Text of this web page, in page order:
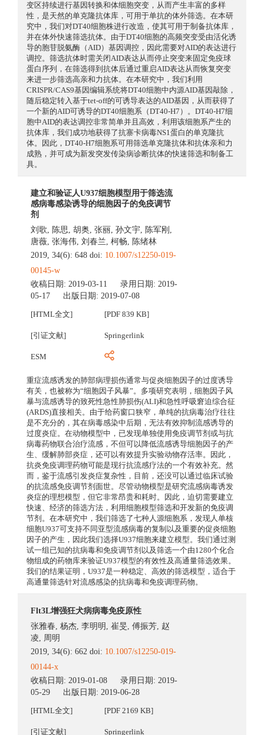
变区持续进行基因转换和体细胞突变，从而产生丰富的多样
性，是天然的单克隆抗体库，可用于单抗的体外筛选。在本研
究中，我们对DT40细胞株进行改造，使其可用于制备抗体库，
并在体外快速筛选抗体。由于DT40细胞的高频突变受由活化诱
导的胞苷脱氨酶（AID）基因调控，因此需要对AID的表达进行
调控。筛选抗体时需关闭AID表达从而停止突变来固定免疫球
蛋白序列，在筛选得到抗体后通过重启AID表达从而恢复突变
来进一步筛选高亲和力抗体。在本研究中，我们利用
CRISPR/CAS9基因编辑系统将DT40细胞中内源AID基因敲除，
随后稳定转入基于tet-off的可诱导表达的AID基因，从而获得了
一个新的AID可诱导的DT40细胞系（DT40-H7）。DT40-H7细
胞中AID的表达调控非常简单并且高效，利用该细胞系产生的
抗体库，我们成功地获得了抗寨卡病毒NS1蛋白的单克隆抗
体。因此，DT40-H7细胞系可用筛选单克隆抗体和抗体亲和力
成熟，并可成为新发突发传染病诊断抗体的快速筛选和制备工
具。
建立和验证人U937细胞模型用于筛选流
感病毒感染诱导的细胞因子的免疫调节
剂
刘歌, 陈思,胡奥,张丽,孙文宇, 陈军刚 ,
唐薇,张海伟,刘春兰,柯畅, 陈绪林
2019, 34(6): 648 doi: 10.1007/s12250-019-
00145-w
收稿日期:2019-03-11 录用日期:2019-
05-17
出版日期:2019-07-08
[HTML全文] [PDF 839 KB]
[引证文献] Springerlink
ESM
重症流感诱发的肺部病理损伤通常与促炎细胞因子的过度诱导
有关，也被称为“细胞因子风暴”。多项研究表明，细胞因子风
暴与流感诱导的致死性急性肺损伤(ALI)和急性呼吸窘迫综合征
(ARDS)直接相关。由于给药窗口狭窄，单纯的抗病毒治疗往往
是不充分的，其在病毒感染中后期，无法有效抑制流感诱导的
过度炎症。在动物模型中，已发现单独使用免疫调节剂或与抗
病毒药物联合治疗流感，不但可以降低流感诱导细胞因子的产
生、缓解肺部炎症，还可以有效提升实验动物存活率。因此，
抗炎免疫调理药物可能是现行抗流感疗法的一个有效补充。然
而，鉴于流感引发炎症复杂性，目前，还没可以通过临床试验
的抗流感免疫调节剂面世。尽管动物模型是研究流感病毒诱发
炎症的理想模型，但它非常昂贵和耗时。因此，迫切需要建立
快速、经济的筛选方法，利用细胞模型筛选和开发新的免疫调
节剂。在本研究中，我们筛选了七种人源细胞系，发现人单核
细胞U937可支持不同亚型流感病毒的复制以及重要的促炎细胞
因子的产生，因此我们选择U937细胞来建立模型。我们通过测
试一组已知的抗病毒和免疫调节剂以及筛选一个由1280个化合
物组成的药物库来验证U937模型的有效性及高通量筛选效果。
我们的结果证明，U937是一种稳定、高效的筛选模型，适合于
高通量筛选针对流感感染的抗病毒和免疫调理药物。
Flt3L增强狂犬病病毒免疫原性
张雅春,杨杰,李明明 ,崔旻,傅振芳, 赵
凌, 周明
2019, 34(6): 662 doi: 10.1007/s12250-019-
00144-x
收稿日期:2019-01-08 录用日期:2019-
05-29
出版日期:2019-06-28
[HTML全文] [PDF 2169 KB]
[引证文献] Springerlink